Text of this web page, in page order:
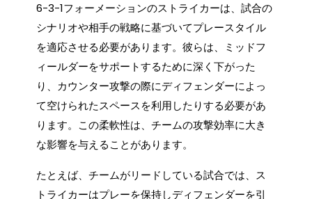
6-3-1フォーメーションのストライカーは、試合の
シナリオや相手の戦略に基づいてプレースタイル
を適応させる必要があります。彼らは、ミッドフ
ィールダーをサポートするために深く下がった
り、カウンター攻撃の際にディフェンダーによっ
て空けられたスペースを利用したりする必要があ
ります。この柔軟性は、チームの攻撃効率に大き
な影響を与えることがあります。
たとえば、チームがリードしている試合では、ス
トライカーはプレーを保持しディフェンダーを引